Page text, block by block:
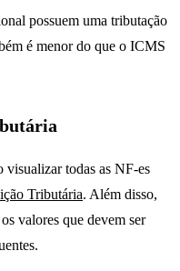
possuem uma tributação
é menor do que o ICMS
visualizar todas as NF-es
Tributária. Além disso,
valores que devem ser